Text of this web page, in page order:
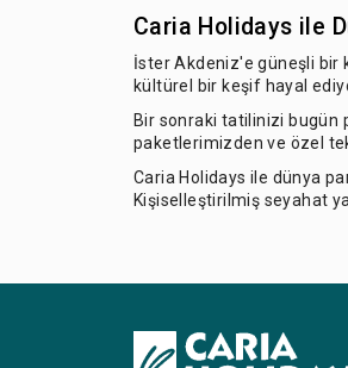
Caria Holidays ile
İster Akdeniz'e güneşli bir
kültürel bir keşif hayal
Bir sonraki tatilinizi bugün
paketlerimizden ve özel
Caria Holidays ile dünya
Kişiselleştirilmiş seyahat